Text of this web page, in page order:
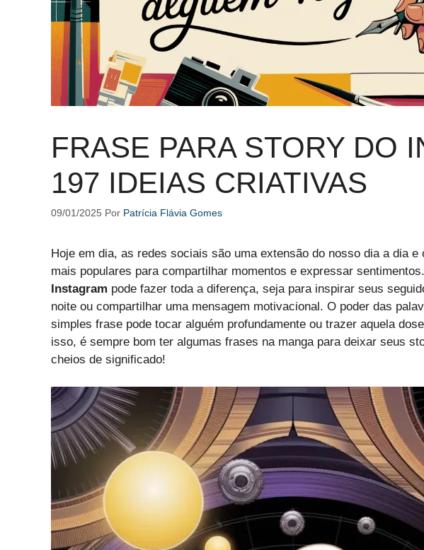
FRASE PARA STORY DO
197 IDEIAS CRIATIVAS
09/01/2025 Por Patrícia Flávia Gomes
Hoje em dia, as redes sociais são uma extensão do nosso dia a dia
mais populares para compartilhar momentos e expressar
Instagram pode fazer toda a diferença, seja para inspirar seus
noite ou compartilhar uma mensagem motivacional. O poder das
simples frase pode tocar alguém profundamente ou trazer aquela
isso, é sempre bom ter algumas frases na manga para deixar seus
cheios de significado!